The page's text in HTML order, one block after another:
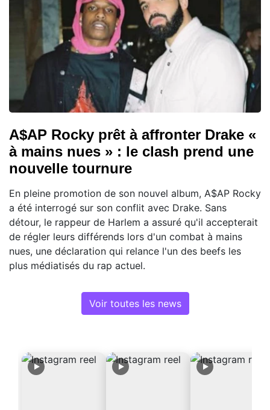
A$AP Rocky prêt à affronter Drake «
à mains nues » : le clash prend une
nouvelle tournure
En pleine promotion de son nouvel album, A$AP Rocky
a été interrogé sur son conflit avec Drake. Sans
détour, le rappeur de Harlem a assuré qu'il accepterait
de régler leurs différends lors d'un combat à mains
nues, une déclaration qui relance l'un des beefs les
plus médiatisés du rap actuel.
Voir toutes les news